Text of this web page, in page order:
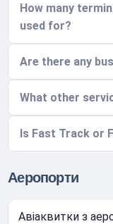
How many
used for?
Are there any
What other
Is Fast Track or
Аеропорти
Авіаквитки з